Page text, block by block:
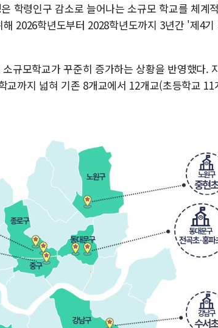
李대통령 "결
여수 오동도 인
추미애, '위안
인천 선재도 갯
인천서 말다툼
'화합' 꺼낸 김
동해중부 전
학령인구 감소로 늘어나는 소규모 학교를 체계
2026학년도부터 2028학년도까지 3년간 '제4기
규모학교가 꾸준히 증가하는 상황을 반영했다.
교까지 넓혀 기존 8개교에서 12개교(초등학교 11